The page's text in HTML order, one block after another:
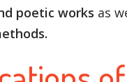
poetic works as